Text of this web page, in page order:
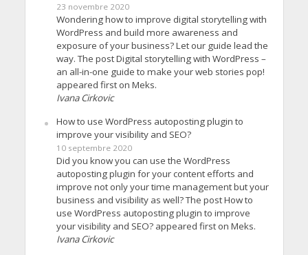
23 novembre 2020
Wondering how to improve digital storytelling with
WordPress and build more awareness and
exposure of your business? Let our guide lead the
way. The post Digital storytelling with WordPress –
an all-in-one guide to make your web stories pop!
appeared first on Meks.
Ivana Cirkovic
How to use WordPress autoposting plugin to
improve your visibility and SEO?
10 septembre 2020
Did you know you can use the WordPress
autoposting plugin for your content efforts and
improve not only your time management but your
business and visibility as well? The post How to
use WordPress autoposting plugin to improve
your visibility and SEO? appeared first on Meks.
Ivana Cirkovic